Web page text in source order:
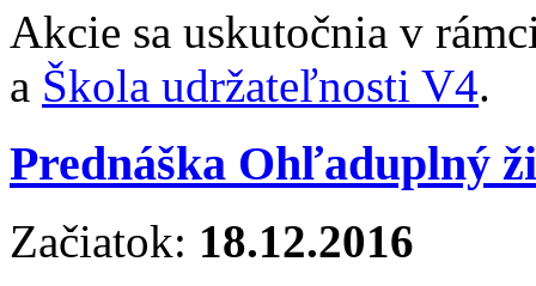
Akcie sa uskutočnia v
a Škola udržateľnosti V4.
Prednáška Ohľaduplný
Začiatok: 18.12.2016